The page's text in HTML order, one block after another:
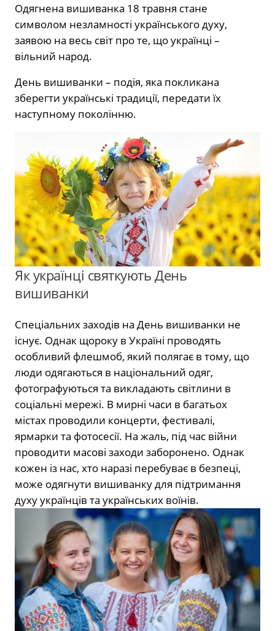
Одягнена вишиванка 18 травня стане
символом незламності українського духу,
заявою на весь світ про те, що українці –
вільний народ.
День вишиванки – подія, яка покликана
зберегти українські традиції, передати їх
наступному поколінню.
Як українці святкують День
вишиванки
Спеціальних заходів на День вишиванки не
існує. Однак щороку в Україні проводять
особливий флешмоб, який полягає в тому, що
люди одягаються в національний одяг,
фотографуються та викладають світлини в
соціальні мережі. В мирні часи в багатьох
містах проводили концерти, фестивалі,
ярмарки та фотосесії. На жаль, під час війни
проводити масові заходи заборонено. Однак
кожен із нас, хто наразі перебуває в безпеці,
може одягнути вишиванку для підтримання
духу українців та українських воїнів.